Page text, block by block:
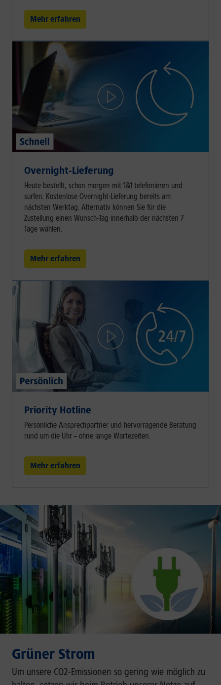
Mehr erfahren
Overnight-Lieferung
Heute bestellt, schon morgen mit 1&1 telefonieren und
surfen. Kostenlose Overnight-Lieferung bereits am
nächsten Werktag. Alternativ können Sie für die
Zustellung einen Wunsch-Tag innerhalb der nächsten 7
Tage wählen.
Mehr erfahren
Priority Hotline
Persönliche Ansprechpartner und hervorragende Beratung
rund um die Uhr – ohne lange Wartezeiten.
Mehr erfahren
Grüner Strom
Um unsere CO2-Emissionen so gering wie möglich zu